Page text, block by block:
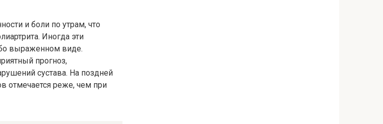
и боли по утрам, что
Иногда эти
выраженном виде.
прогноз,
сустава. На поздней
отмечается реже, чем при